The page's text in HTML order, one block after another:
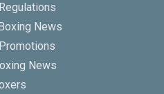
News
News